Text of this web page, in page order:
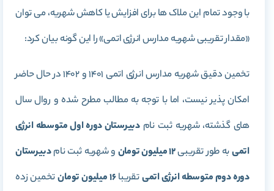
با وجود تمام این ملاک ها برای افزایش یا کاهش شهریه، می توان
«مقدار تقریبی شهریه مدارس انرژی اتمی» را این گونه بیان کرد:
تخمین دقیق شهریه مدارس انرژی اتمی 1401 و 1402 در حال حاضر
امکان پذیر نیست، اما با توجه به مطالب مطرح شده و روال سال
های گذشته، شهریه ثبت نام دبیرستان دوره اول متوسطه انرژی
اتمیبه طور تقریبی12 میلیون تومان و شهریه ثبت نامدبیرستان
دوره دوم متوسطه انرژی اتمیتقریبا16 میلیون تومان
تخمین زده